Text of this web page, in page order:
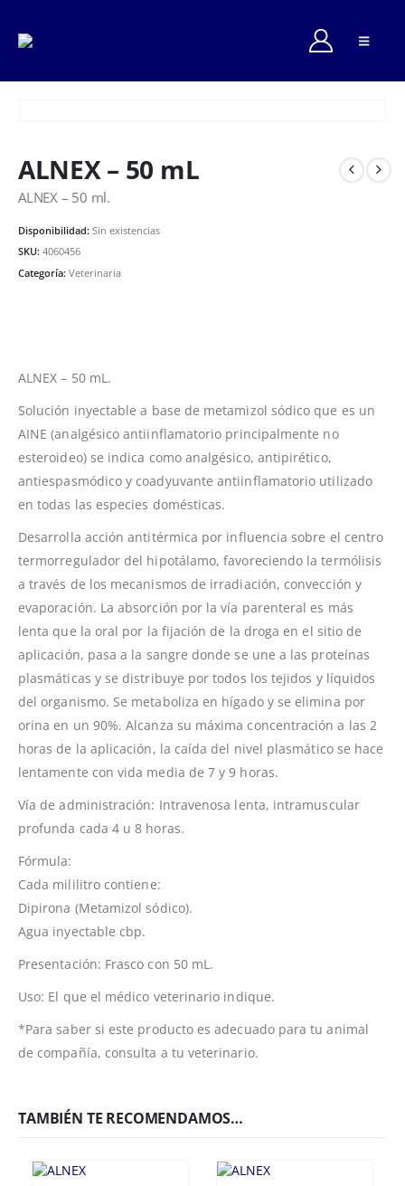
ALNEX – 50 mL
ALNEX – 50 ml.
Disponibilidad: Sin existencias
SKU: 4060456
Categoría: Veterinaria
ALNEX – 50 mL.
Solución inyectable a base de metamizol sódico que es un
AINE (analgésico antiinflamatorio principalmente no
esteroideo) se indica como analgésico, antipirético,
antiespasmódico y coadyuvante antiinflamatorio utilizado
en todas las especies domésticas.
Desarrolla acción antitérmica por influencia sobre el centro
termorregulador del hipotálamo, favoreciendo la termólisis
a través de los mecanismos de irradiación, convección y
evaporación. La absorción por la vía parenteral es más
lenta que la oral por la fijación de la droga en el sitio de
aplicación, pasa a la sangre donde se une a las proteínas
plasmáticas y se distribuye por todos los tejidos y líquidos
del organismo. Se metaboliza en hígado y se elimina por
orina en un 90%. Alcanza su máxima concentración a las 2
horas de la aplicación, la caída del nivel plasmático se hace
lentamente con vida media de 7 y 9 horas.
Vía de administración: Intravenosa lenta, intramuscular
profunda cada 4 u 8 horas.
Fórmula:
Cada mililitro contiene:
Dipirona (Metamizol sódico).
Agua inyectable cbp.
Presentación: Frasco con 50 mL.
Uso: El que el médico veterinario indique.
*Para saber si este producto es adecuado para tu animal
de compañía, consulta a tu veterinario.
TAMBIÉN TE RECOMENDAMOS…